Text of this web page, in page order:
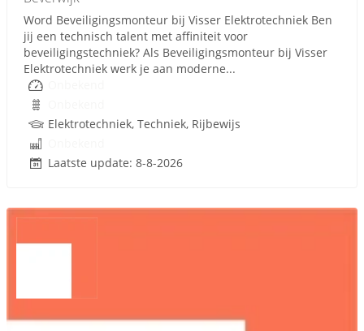
Word Beveiligingsmonteur bij Visser Elektrotechniek Ben
jij een technisch talent met affiniteit voor
beveiligingstechniek? Als Beveiligingsmonteur bij Visser
Elektrotechniek werk je aan moderne...
Elektrotechniek, Techniek, Rijbewijs
Laatste update: 8-8-2026